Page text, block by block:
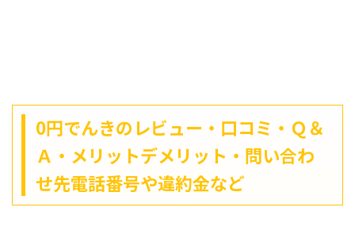
0円でんきのレビュー・口コミ・Ｑ＆
Ａ・メリットデメリット・問い合わ
せ先電話番号や違約金など